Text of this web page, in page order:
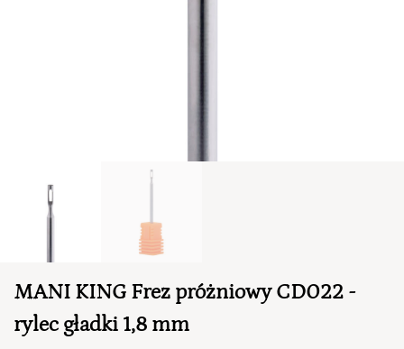
Suma koszyka (
PRZEJDŹ DO KOSZYKA
MANI KING Frez próżniowy CD022 -
rylec gładki 1,8 mm